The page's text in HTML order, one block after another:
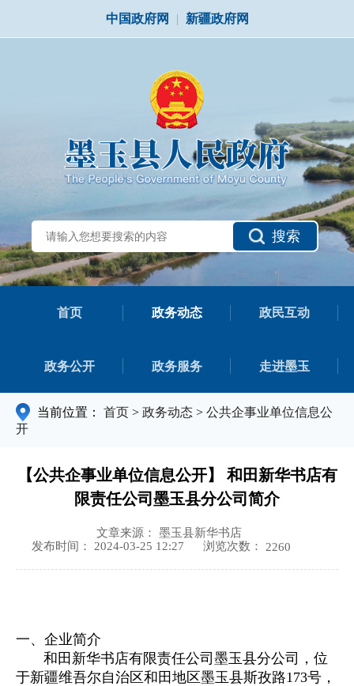
中国政府网 | 新疆政府网
搜索
首页 政务动态 政民互动
政务公开 政务服务 走进墨玉
当前位置： 首页 > 政务动态 > 公共企事业单位信息公
开
【公共企事业单位信息公开】 和田新华书店有
限责任公司墨玉县分公司简介
文章来源： 墨玉县新华书店
发布时间： 2024-03-25 12:27
浏览次数： 2260
一、企业简介
和田新华书店有限责任公司墨玉县分公司，位
于新疆维吾尔自治区和田地区墨玉县斯孜路173号，